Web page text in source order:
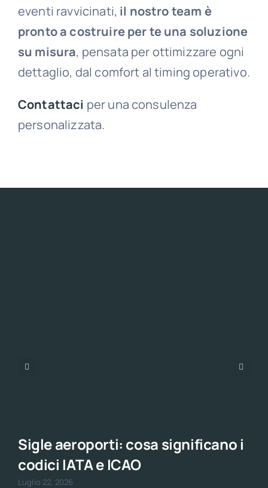
eventi ravvicinati, il nostro team è
pronto a costruire per te una soluzione
su misura, pensata per ottimizzare ogni
dettaglio, dal comfort al timing operativo.
Contattaci per una consulenza
personalizzata.
Sigle aeroporti: cosa significano i
codici IATA e ICAO
Luglio 22, 2026